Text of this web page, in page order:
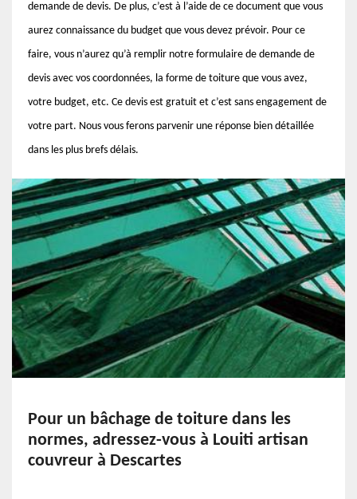
demande de devis. De plus, c’est à l’aide de ce document que vous
aurez connaissance du budget que vous devez prévoir. Pour ce
faire, vous n’aurez qu’à remplir notre formulaire de demande de
devis avec vos coordonnées, la forme de toiture que vous avez,
votre budget, etc. Ce devis est gratuit et c’est sans engagement de
votre part. Nous vous ferons parvenir une réponse bien détaillée
dans les plus brefs délais.
Pour un bâchage de toiture dans les
normes, adressez-vous à Louiti artisan
couvreur à Descartes